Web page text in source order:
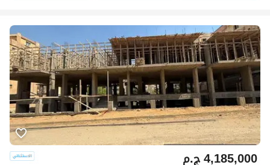
ج.م4,185,000